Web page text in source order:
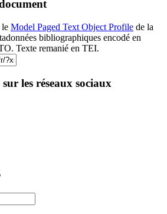
le Model Paged Text Object Profile de la
bibliographiques encodé en
Texte remanié en TEI.
les réseaux sociaux